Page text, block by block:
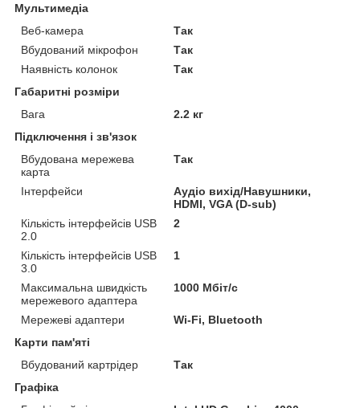
Мультимедіа
Веб-камера
Так
Вбудований мікрофон
Так
Наявність колонок
Так
Габаритні розміри
Вага
2.2 кг
Підключення і зв'язок
Вбудована мережева
карта
Так
Інтерфейси
Аудіо вихід/Навушники,
HDMI, VGA (D-sub)
Кількість інтерфейсів USB
2.0
2
Кількість інтерфейсів USB
3.0
1
Максимальна швидкість
мережевого адаптера
1000 Мбіт/с
Мережеві адаптери
Wi-Fi, Bluetooth
Карти пам'яті
Вбудований картрідер
Так
Графіка